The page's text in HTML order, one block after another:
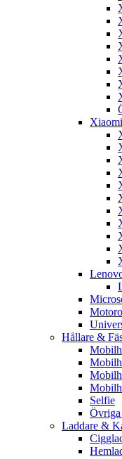
Xiaomi
Hållare &
Selfie
Laddare &